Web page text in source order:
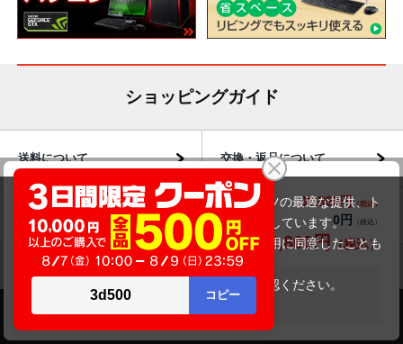
DELL Latitude 3500（第8世代CPU）
商品価格(税込) 30,800円
32,800円
オプション小計価格(税込)
0円
商品合計価格(税込)
30,800円
在庫がありません
ショッピングガイド
送料について 交換・返品について
商品・保証について
当サイトでは利用体験の向上およびコンテンツの最適な提供、ト
ラフィックの分析を目的としてCookieを使用しています。
サイトの閲覧を継続された場合、Cookieの利用に同意したことも
のといたします。
をご確認ください。
承諾する